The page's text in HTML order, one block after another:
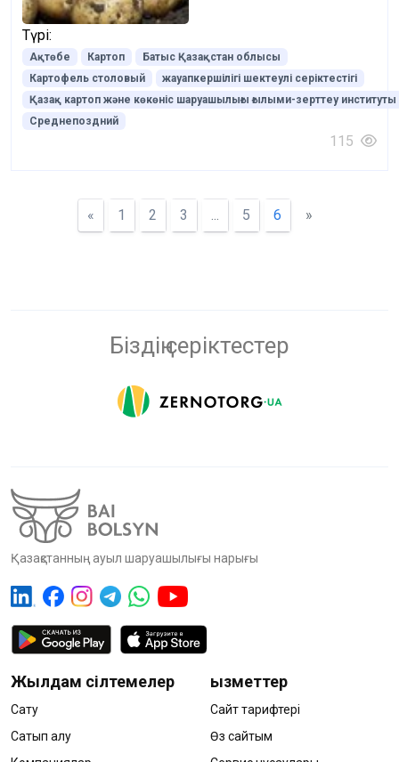
Түрі:
Ақтөбе Картоп
Батыс Қазақстан облысы
Картофель столовый
жауапкершілігі шектеулі серіктестігі
Қазақ картоп және көкөніс шаруашылығы ғылыми-зерттеу институты
Среднепоздний
115
« 1 2 3 ... 5 6 »
Біздің серіктестер
Қазақстанның ауыл шаруашылығы нарығы
Жылдам сілтемелер
Сату
Сатып алу
Қызметтер
Сайт тарифтері
Өз сайтым